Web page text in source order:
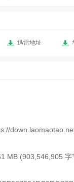
迅雷地址
MB (903,546,905 字